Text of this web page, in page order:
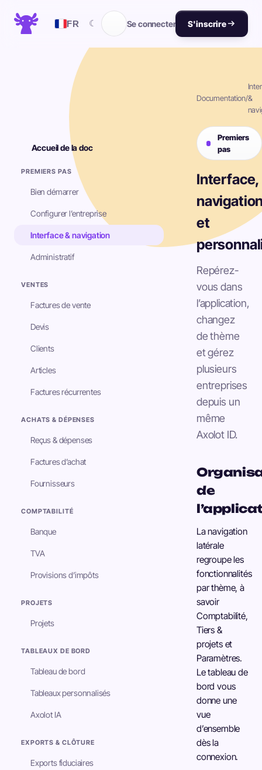
FR ☾ Se connecter S'inscrire
Accueil de la doc
PREMIERS PAS
Bien démarrer
Configurer l’entreprise
Interface & navigation
Administratif
VENTES
Factures de vente
Devis
Clients
Articles
Factures récurrentes
ACHATS & DÉPENSES
Reçus & dépenses
Factures d’achat
Fournisseurs
COMPTABILITÉ
Banque
TVA
Provisions d’impôts
PROJETS
Projets
TABLEAUX DE BORD
Tableau de bord
Tableaux personnalisés
Axolot IA
EXPORTS & CLÔTURE
Exports fiduciaires
Documentation/&
Premiers
pas
Interface,
et
Repérez-
vous dans
l’application,
changez
de thème
et gérez
plusieurs
entreprises
depuis un
même
Axolot ID.
de
La navigation
latérale
regroupe les
fonctionnalités
par thème, à
savoir
Comptabilité,
Tiers &
projets et
Paramètres.
Le tableau de
bord vous
donne une
vue
d’ensemble
dès la
connexion.